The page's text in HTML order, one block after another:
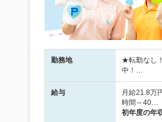
勤務地
★転勤なし
中！…
給与
月給21.8万
時間～40…
初年度の年